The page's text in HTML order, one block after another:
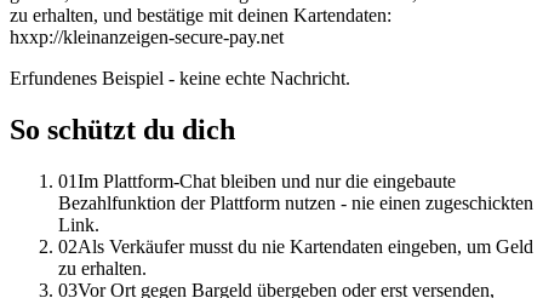
zu erhalten, und bestätige mit deinen Kartendaten:
hxxp://kleinanzeigen-secure-pay.net
Erfundenes Beispiel - keine echte Nachricht.
So schützt du dich
01Im Plattform-Chat bleiben und nur die eingebaute
Bezahlfunktion der Plattform nutzen - nie einen zugeschickten
Link.
02Als Verkäufer musst du nie Kartendaten eingeben, um Geld
zu erhalten.
03Vor Ort gegen Bargeld übergeben oder erst versenden,